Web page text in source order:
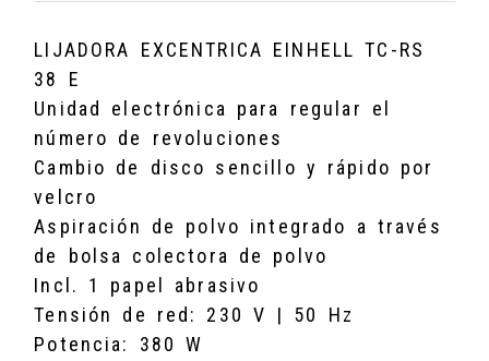
LIJADORA EXCENTRICA EINHELL TC-RS
38 E
Unidad electrónica para regular el
número de revoluciones
Cambio de disco sencillo y rápido por
velcro
Aspiración de polvo integrado a través
de bolsa colectora de polvo
Incl. 1 papel abrasivo
Tensión de red: 230 V | 50 Hz
Potencia: 380 W